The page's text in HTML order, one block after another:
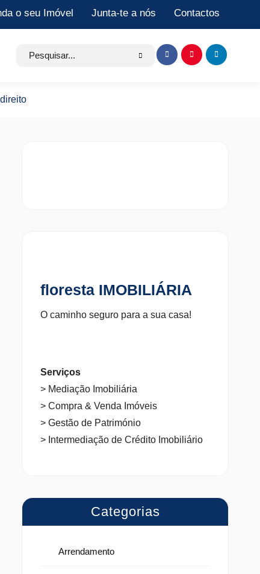
o seu Imóvel Junta-te a nós Contactos
Search
Item
Item
Item
floresta IMOBILIÁRIA
O caminho seguro para a sua casa!
Serviços
> Mediação Imobiliária
> Compra & Venda Imóveis
> Gestão de Património
> Intermediação de Crédito Imobiliário
Categorias
Arrendamento